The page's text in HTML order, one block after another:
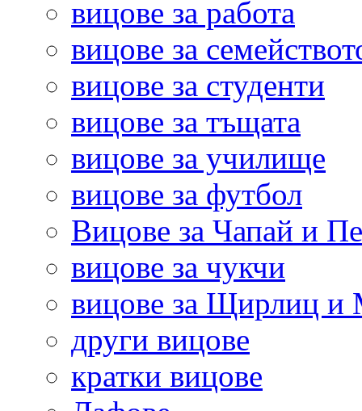
вицове за работа
вицове за
вицове за студенти
вицове за тъщата
вицове за училище
вицове за футбол
Вицове за Чапай и
вицове за чукчи
вицове за Щирлиц
други вицове
кратки вицове